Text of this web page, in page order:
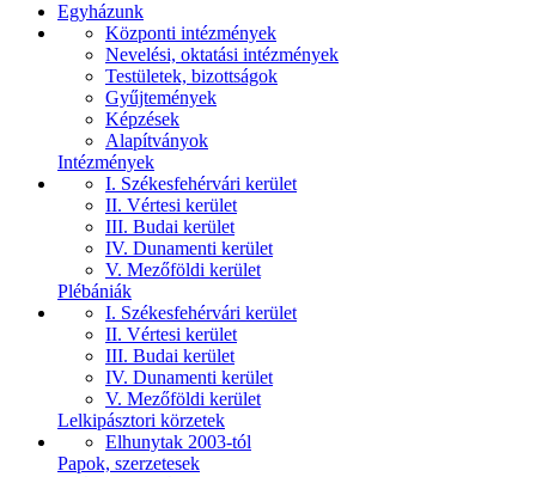
Egyházunk
Központi intézmények
Nevelési, oktatási intézmények
Testületek, bizottságok
Gyűjtemények
Képzések
Alapítványok
Intézmények
I. Székesfehérvári kerület
II. Vértesi kerület
III. Budai kerület
IV. Dunamenti kerület
V. Mezőföldi kerület
Plébániák
I. Székesfehérvári kerület
II. Vértesi kerület
III. Budai kerület
IV. Dunamenti kerület
V. Mezőföldi kerület
Lelkipásztori körzetek
Elhunytak 2003-tól
Papok, szerzetesek